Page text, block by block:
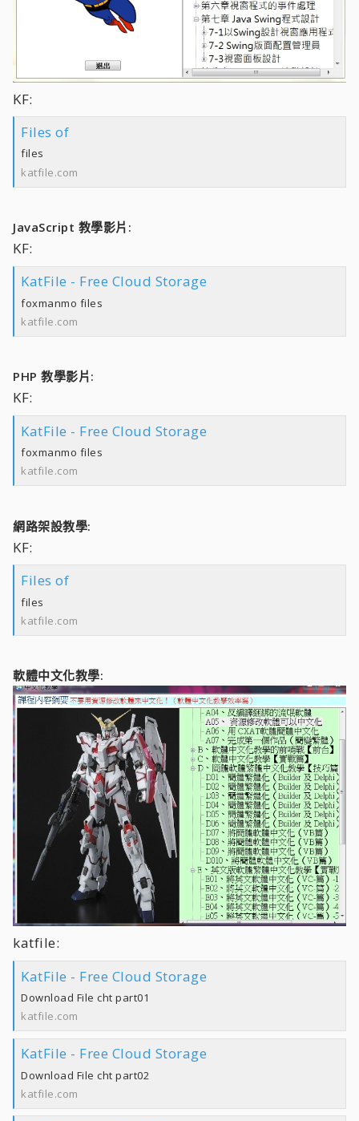
KF:
Files of
files
katfile.com
JavaScript 教學影片:
KF:
KatFile - Free Cloud Storage
foxmanmo files
katfile.com
PHP 教學影片:
KF:
KatFile - Free Cloud Storage
foxmanmo files
katfile.com
網路架設教學:
KF:
Files of
files
katfile.com
軟體中文化教學:
katfile:
KatFile - Free Cloud Storage
Download File cht part01
katfile.com
KatFile - Free Cloud Storage
Download File cht part02
katfile.com